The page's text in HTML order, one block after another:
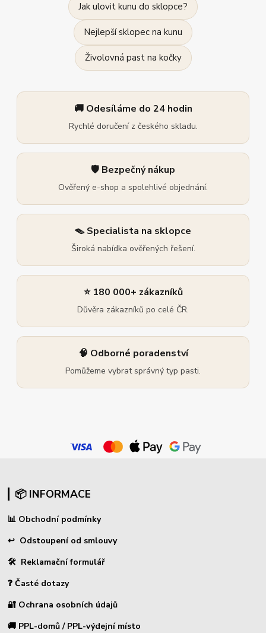
Jak ulovit kunu do sklopce?
Nejlepší sklopec na kunu
Živolovná past na kočky
🚚 Odesíláme do 24 hodin
Rychlé doručení z českého skladu.
🛡️ Bezpečný nákup
Ověřený e-shop a spolehlivé objednání.
🪤 Specialista na sklopce
Široká nabídka ověřených řešení.
⭐ 180 000+ zákazníků
Důvěra zákazníků po celé ČR.
🧠 Odborné poradenství
Pomůžeme vybrat správný typ pasti.
📦 INFORMACE
📊 Obchodní podmínky
↩ Odstoupení od smlouvy
🛠 Reklamační formulář
❓ Časté dotazy
🔐 Ochrana osobních údajů
🚚 PPL-domů / PPL-výdejní místo